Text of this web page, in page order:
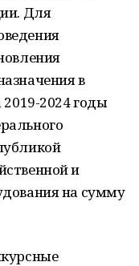
Для
в
2019-2024 годы
и
на сумму